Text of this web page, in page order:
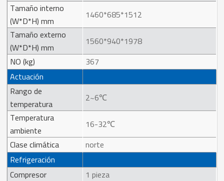
Tamaño interno
(W*D*H) mm
1460*685*1512
Tamaño externo
(W*D*H) mm
1560*940*1978
NO (kg)
367
Actuación
Rango de
temperatura
2~6℃
Temperatura
ambiente
16-32℃
Clase climática
norte
Refrigeración
Compresor
1 pieza